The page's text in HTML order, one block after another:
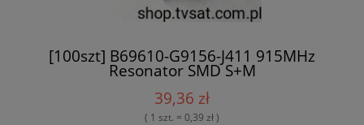
[100szt] B69610-G9156-J411 915MHz
Resonator SMD S+M
39,36 zł
( 1 szt. = 0,39 zł )